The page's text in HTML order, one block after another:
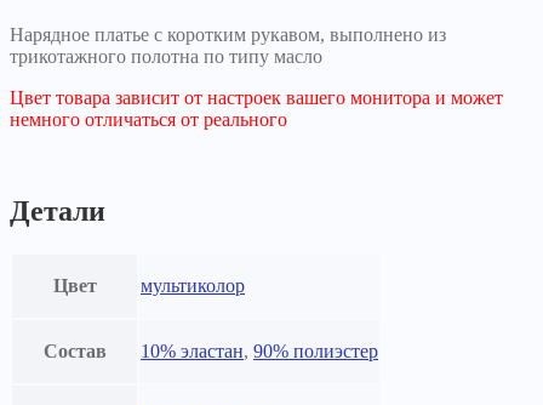
Нарядное платье с коротким рукавом, выполнено из
трикотажного полотна по типу масло
Цвет товара зависит от настроек вашего монитора и может
немного отличаться от реального
Детали
Цвет мультиколор
Состав 10% эластан, 90% полиэстер